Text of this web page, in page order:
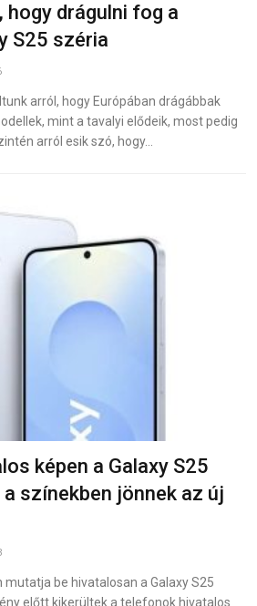
drágulni fog a
S25 széria
arról, hogy Európában drágábbak
mint a tavalyi elődeik, most pedig
arról esik szó, hogy…
képen a Galaxy S25
színekben jönnek az új
be hivatalosan a Galaxy S25
előtt kikerültek a telefonok hivatalos